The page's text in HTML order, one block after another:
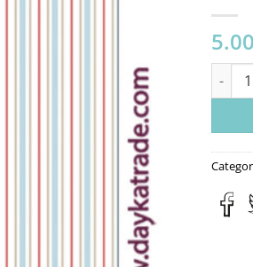
5.00
Tela